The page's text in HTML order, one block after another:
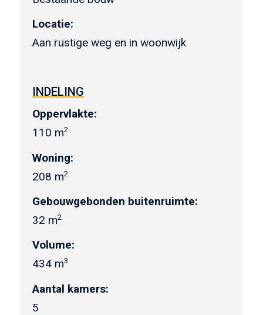
Locatie:
Aan rustige weg en in woonwijk
INDELING
Oppervlakte:
110 m2
Woning:
208 m2
Gebouwgebonden buitenruimte:
32 m2
Volume:
434 m3
Aantal kamers:
5